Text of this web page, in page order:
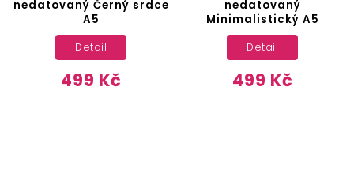
nedatovaný Černý srdce
A5
499 Kč
Detail
nedatovaný
Minimalistický A5
499 Kč
Detail